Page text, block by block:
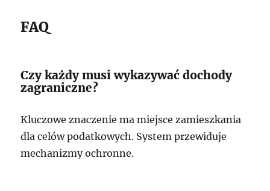
FAQ
Czy każdy musi wykazywać dochody
zagraniczne?
Kluczowe znaczenie ma miejsce zamieszkania
dla celów podatkowych. System przewiduje
mechanizmy ochronne.